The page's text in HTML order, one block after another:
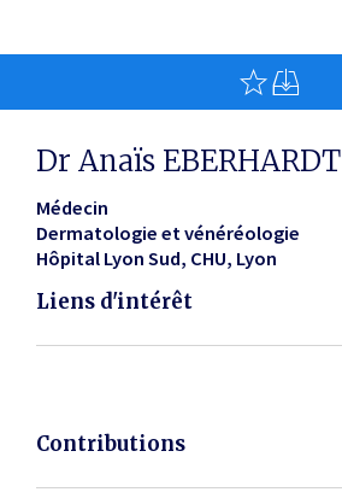
Dr Anaïs EBERHARDT
Médecin
Dermatologie et vénéréologie
Hôpital Lyon Sud, CHU Lyon
Liens d'intérêt
Contributions